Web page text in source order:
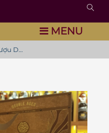
MENU
Rượu Dewar's 15YO Hộp Quà 2023